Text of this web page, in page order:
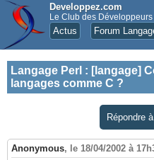
Developpez.com
Le Club des Développeurs
Actus Forum
Langage Perl : [langage]
langages comme C ?
Répondre
Anonymous, le 18/04/2002 à